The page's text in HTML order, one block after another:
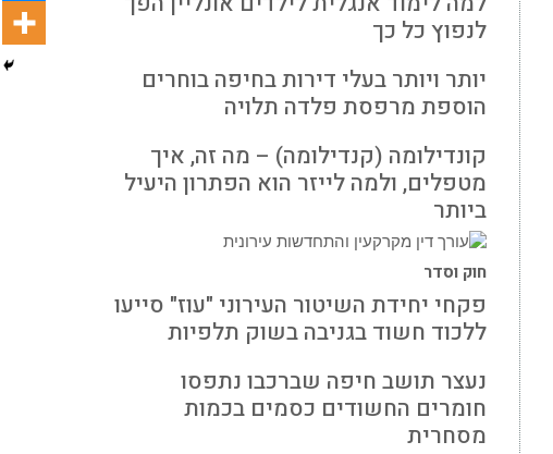
לנפוץ כל כך
יותר ויותר בעלי דירות בחיפה בוחרים
הוספת מרפסת פלדה תלויה
קונדילומה (קנדילומה) – מה זה, איך
מטפלים, ולמה לייזר הוא הפתרון היעיל
ביותר
חוק וסדר
פקחי יחידת השיטור העירוני "עוז" סייעו
ללכוד חשוד בגניבה בשוק תלפיות
נעצר תושב חיפה שברכבו נתפסו
חומרים החשודים כסמים בכמות
מסחרית